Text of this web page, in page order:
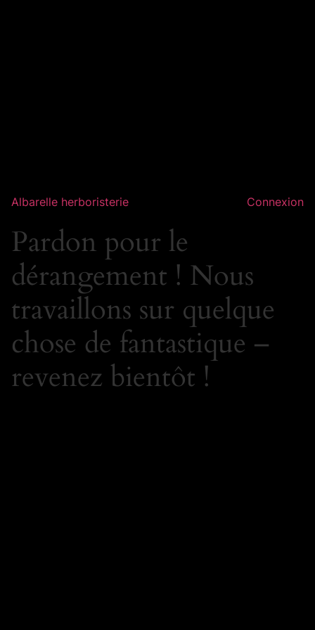
Albarelle herboristerie Connexion
Pardon pour le
dérangement ! Nous
travaillons sur quelque
chose de fantastique –
revenez bientôt !